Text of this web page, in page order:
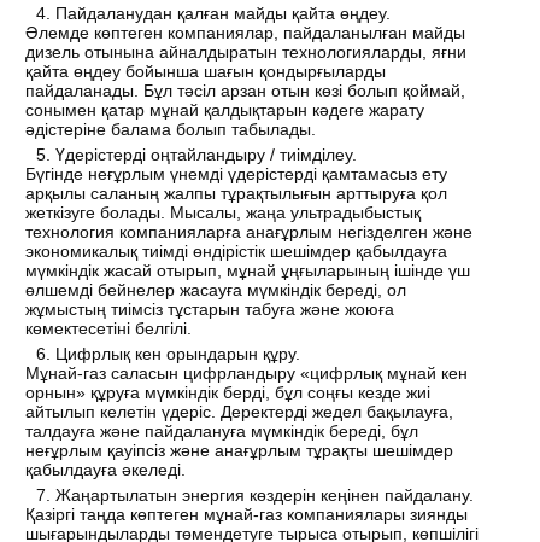
Пайдаланудан қалған майды қайта өңдеу.
Әлемде көптеген компаниялар, пайдаланылған майды
дизель отынына айналдыратын технологияларды, яғни
қайта өңдеу бойынша шағын қондырғыларды
пайдаланады. Бұл тәсіл арзан отын көзі болып қоймай,
сонымен қатар мұнай қалдықтарын кәдеге жарату
әдістеріне балама болып табылады.
Үдерістерді оңтайландыру / тиімділеу.
Бүгінде неғұрлым үнемді үдерістерді қамтамасыз ету
арқылы саланың жалпы тұрақтылығын арттыруға қол
жеткізуге болады. Мысалы, жаңа ультрадыбыстық
технология компанияларға анағұрлым негізделген және
экономикалық тиімді өндірістік шешімдер қабылдауға
мүмкіндік жасай отырып, мұнай ұңғыларының ішінде үш
өлшемді бейнелер жасауға мүмкіндік береді, ол
жұмыстың тиімсіз тұстарын табуға және жоюға
көмектесетіні белгілі.
Цифрлық кен орындарын құру.
Мұнай-газ саласын цифрландыру «цифрлық мұнай кен
орнын» құруға мүмкіндік берді, бұл соңғы кезде жиі
айтылып келетін үдеріс. Деректерді жедел бақылауға,
талдауға және пайдалануға мүмкіндік береді, бұл
неғұрлым қауіпсіз және анағұрлым тұрақты шешімдер
қабылдауға әкеледі.
Жаңартылатын энергия көздерін кеңінен пайдалану.
Қазіргі таңда көптеген мұнай-газ компаниялары зиянды
шығарындыларды төмендетуге тырыса отырып, көпшілігі